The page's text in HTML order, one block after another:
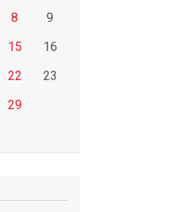
8
9
15
16
22
23
29